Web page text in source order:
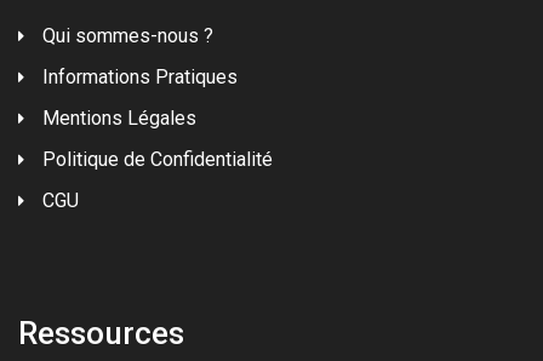
Qui sommes-nous ?
Informations Pratiques
Mentions Légales
Politique de Confidentialité
CGU
Ressources